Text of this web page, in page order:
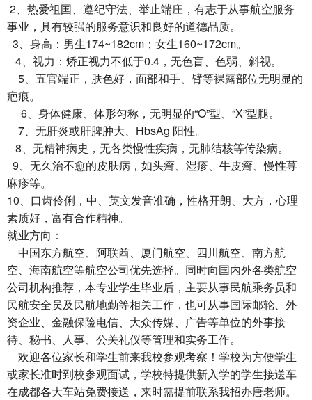
2、热爱祖国、遵纪守法、举止端庄，有志于从事航空服务
事业，具有较强的服务意识和良好的道德品质。
3、身高：男生174~182cm；女生160~172cm。
4、视力：矫正视力不低于0.4，无色盲、色弱、斜视。
5、五官端正，肤色好，面部和手、臂等裸露部位无明显的
疤痕。
6、身体健康、体形匀称，无明显的“O”型、“X”型腿。
7、无肝炎或肝脾肿大、HbsAg 阳性。
8、无精神病史，无各类慢性疾病，无肺结核等传染病。
9、无久治不愈的皮肤病，如头癣、湿疹、牛皮癣、慢性荨
麻疹等。
10、口齿伶俐，中、英文发音准确，性格开朗、大方，心理
素质好，富有合作精神。
就业方向：
中国东方航空、阿联酋、厦门航空、四川航空、南方航
空、海南航空等航空公司优先选择。同时向国内外各类航空
公司机构推荐，本专业学生毕业后，主要从事民航乘务员和
民航安全员及民航地勤等相关工作，也可从事国际邮轮、外
资企业、金融保险电信、大众传媒、广告等单位的外事接
待、秘书、人事、公关礼仪等管理和实务工作。
欢迎各位家长和学生前来我校参观考察！学校为方便学生
或家长准时到校参观面试，学校特提供新入学的学生接送车
在成都各大车站免费接送，来时需提前联系我招办唐老师。